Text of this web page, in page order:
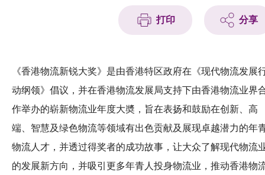
科技分享
会籍
打印 分享
《香港物流新锐大奖》是由香港特区政府在《现代物流发展
动纲领》倡议，并在香港物流发展局支持下由香港物流业界
作举办的崭新物流业年度大奬，旨在表扬和鼓励在创新、高
端、智慧及绿色物流等领域有出色贡献及展现卓越潜力的年
物流人才，并透过得奖者的成功故事，让大众了解现代物流
的发展新方向，并吸引更多年青人投身物流业，推动香港物